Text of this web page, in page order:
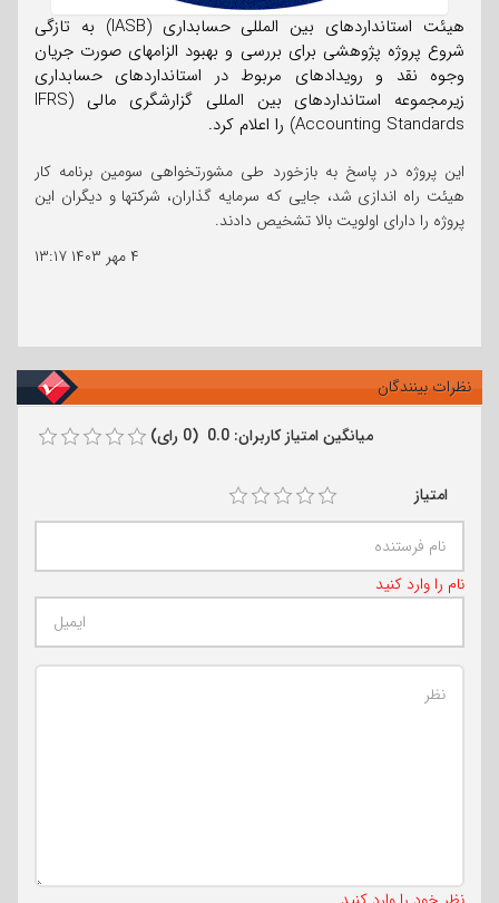
هیئت استانداردهای بین المللی حسابداری (IASB) به تازگی
شروع پروژه پژوهشی برای بررسی و بهبود الزامهای صورت جریان
وجوه نقد و رویدادهای مربوط در استانداردهای حسابداری
زیرمجموعه استانداردهای بین المللی گزارشگری مالی (IFRS
Accounting Standards) را اعلام کرد.
این پروژه در پاسخ به بازخورد طی مشورتخواهی سومین برنامه کار
هیئت راه اندازی شد، جایی که سرمایه گذاران، شرکتها و دیگران این
پروژه را دارای اولویت بالا تشخیص دادند.
۴ مهر ۱۴۰۳
۱۳:۱۷
نظرات بینندگان
میانگین امتیاز کاربران: 0.0 (0 رای)
امتیاز
نام را وارد کنید